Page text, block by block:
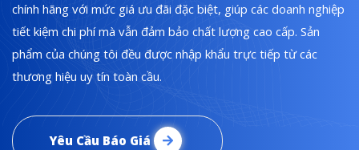
chính hãng với mức giá ưu đãi đặc biệt, giúp các doanh nghiệp
tiết kiệm chi phí mà vẫn đảm bảo chất lượng cao cấp. Sản
phẩm của chúng tôi đều được nhập khẩu trực tiếp từ các
thương hiệu uy tín toàn cầu.
Yêu Cầu Báo Giá